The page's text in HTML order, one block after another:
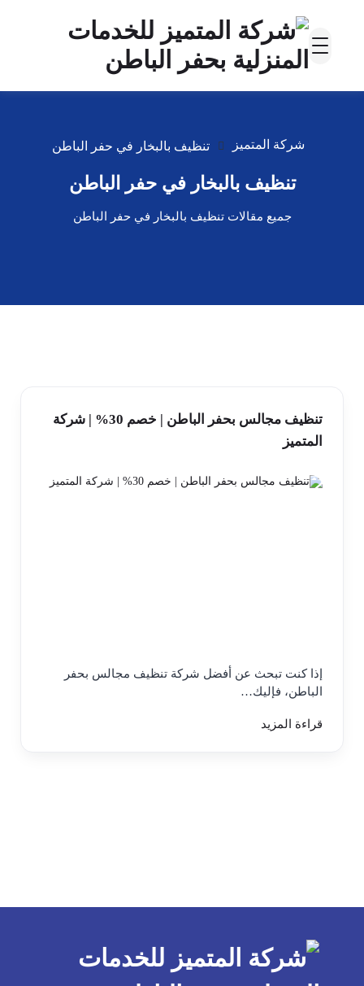
شركة المتميز تنظيف بالبخار في حفر الباطن
تنظيف بالبخار في حفر الباطن
جميع مقالات تنظيف بالبخار في حفر الباطن
تنظيف مجالس بحفر الباطن | خصم 30% | شركة
المتميز
إذا كنت تبحث عن أفضل شركة تنظيف مجالس بحفر
الباطن، فإليك…
قراءة المزيد